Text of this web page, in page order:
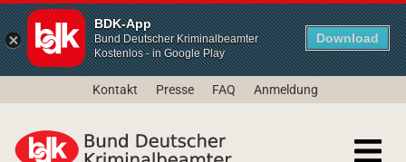
BDK-App
Bund Deutscher Kriminalbeamter
Kostenlos - in Google Play
Download
Kontakt Presse FAQ Anmeldung